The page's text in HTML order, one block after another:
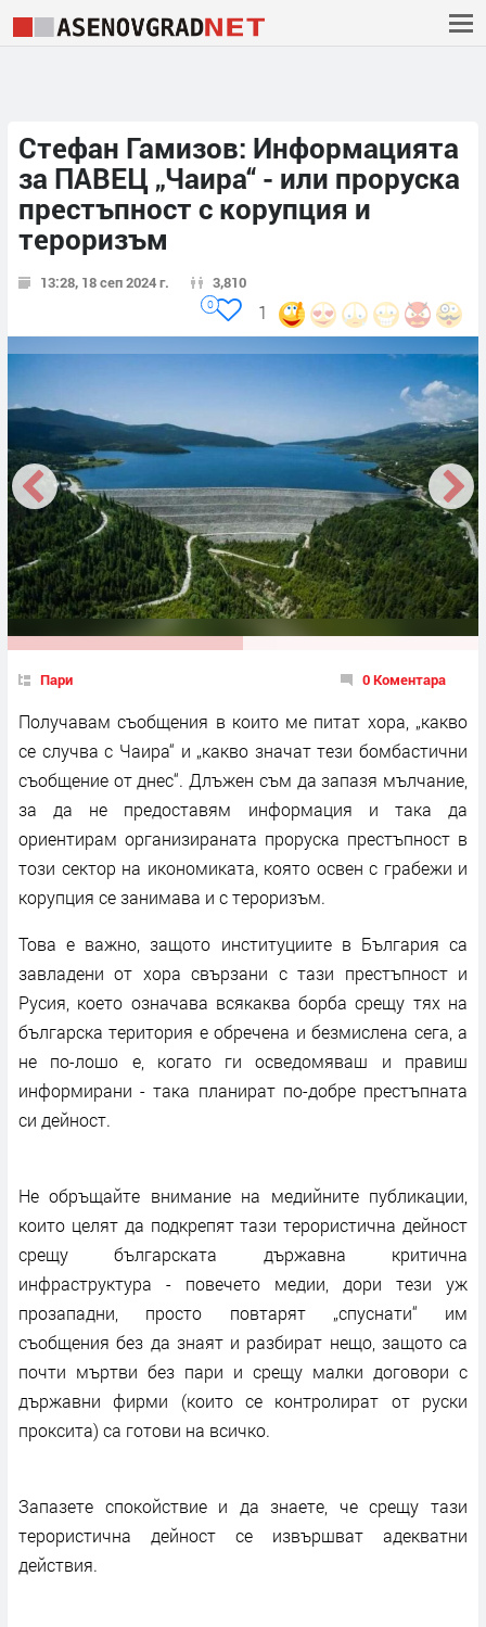
Стефан Гамизов: Информацията
за ПАВЕЦ „Чаира“ - или проруска
престъпност с корупция и
тероризъм
13:28, 18 сеп 2024 г. 3,810
1
0
Пари 0 Коментара
Получавам съобщения в които ме питат хора, „какво
се случва с Чаира“ и „какво значат тези бомбастични
съобщение от днес“. Длъжен съм да запазя мълчание,
за да не предоставям информация и така да
ориентирам организираната проруска престъпност в
този сектор на икономиката, която освен с грабежи и
корупция се занимава и с тероризъм.
Това е важно, защото институциите в България са
завладени от хора свързани с тази престъпност и
Русия, което означава всякаква борба срещу тях на
българска територия е обречена и безмислена сега, а
не по-лошо е, когато ги осведомяваш и правиш
информирани - така планират по-добре престъпната
си дейност.
Не обръщайте внимание на медийните публикации,
които целят да подкрепят тази терористична дейност
срещу българската държавна критична
инфраструктура - повечето медии, дори тези уж
прозападни, просто повтарят „спуснати“ им
съобщения без да знаят и разбират нещо, защото са
почти мъртви без пари и срещу малки договори с
държавни фирми (които се контролират от руски
проксита) са готови на всичко.
Запазете спокойствие и да знаете, че срещу тази
терористична дейност се извършват адекватни
действия.